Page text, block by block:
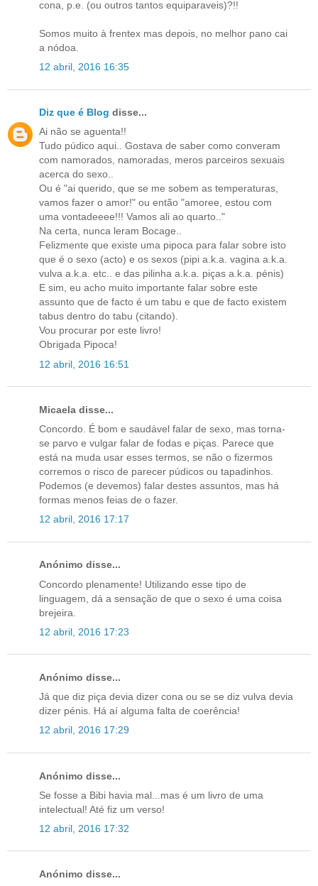
cona, p.e. (ou outros tantos equiparaveis)?!!
Somos muito à frentex mas depois, no melhor pano cai
a nódoa.
12 abril, 2016 16:35
Diz que é Blog disse...
Ai não se aguenta!!
Tudo púdico aqui.. Gostava de saber como converam
com namorados, namoradas, meros parceiros sexuais
acerca do sexo..
Ou é "ai querido, que se me sobem as temperaturas,
vamos fazer o amor!" ou então "amoree, estou com
uma vontadeeee!!! Vamos ali ao quarto.."
Na certa, nunca leram Bocage..
Felizmente que existe uma pipoca para falar sobre isto
que é o sexo (acto) e os sexos (pipi a.k.a. vagina a.k.a.
vulva a.k.a. etc.. e das pilinha a.k.a. piças a.k.a. pénis)
E sim, eu acho muito importante falar sobre este
assunto que de facto é um tabu e que de facto existem
tabus dentro do tabu (citando).
Vou procurar por este livro!
Obrigada Pipoca!
12 abril, 2016 16:51
Micaela disse...
Concordo. É bom e saudável falar de sexo, mas torna-
se parvo e vulgar falar de fodas e piças. Parece que
está na muda usar esses termos, se não o fizermos
corremos o risco de parecer púdicos ou tapadinhos.
Podemos (e devemos) falar destes assuntos, mas há
formas menos feias de o fazer.
12 abril, 2016 17:17
Anónimo disse...
Concordo plenamente! Utilizando esse tipo de
linguagem, dá a sensação de que o sexo é uma coisa
brejeira.
12 abril, 2016 17:23
Anónimo disse...
Já que diz piça devia dizer cona ou se se diz vulva devia
dizer pénis. Há aí alguma falta de coerência!
12 abril, 2016 17:29
Anónimo disse...
Se fosse a Bibi havia mal...mas é um livro de uma
intelectual! Até fiz um verso!
12 abril, 2016 17:32
Anónimo disse...